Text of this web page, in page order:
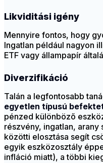
Likviditási igény
Mennyire fontos, hogy
Ingatlan például nagyon
ETF vagy állampapír
Diverzifikáció
Talán a legfontosabb
egyetlen típusú
pénzed különböző
részvény, ingatlan,
közötti elosztása segít
egyik eszközosztály
infláció miatt), a többi